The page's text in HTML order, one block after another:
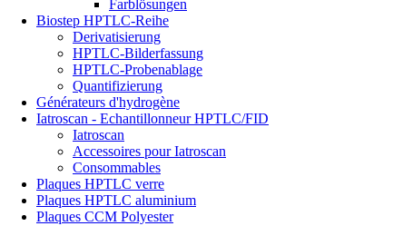
Farblösungen
Biostep HPTLC-Reihe
Derivatisierung
HPTLC-Bilderfassung
HPTLC-Probenablage
Quantifizierung
Générateurs d'hydrogène
Iatroscan - Echantillonneur HPTLC/FID
Iatroscan
Accessoires pour Iatroscan
Consommables
Plaques HPTLC verre
Plaques HPTLC aluminium
Plaques CCM Polyester